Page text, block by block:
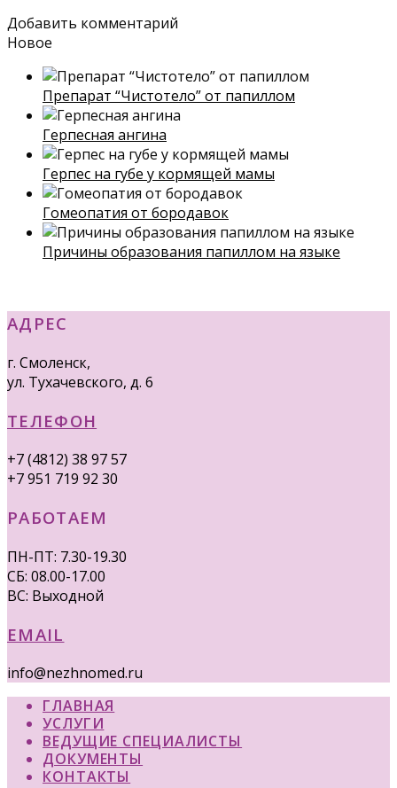
Добавить комментарий
Новое
Препарат “Чистотело” от папиллом
Герпесная ангина
Герпес на губе у кормящей мамы
Гомеопатия от бородавок
Причины образования папиллом на языке
АДРЕС
г. Смоленск,
ул. Тухачевского, д. 6
ТЕЛЕФОН
+7 (4812) 38 97 57
+7 951 719 92 30
РАБОТАЕМ
ПН-ПТ: 7.30-19.30
СБ: 08.00-17.00
ВС: Выходной
EMAIL
info@nezhnomed.ru
ГЛАВНАЯ
УСЛУГИ
ВЕДУЩИЕ СПЕЦИАЛИСТЫ
ДОКУМЕНТЫ
КОНТАКТЫ